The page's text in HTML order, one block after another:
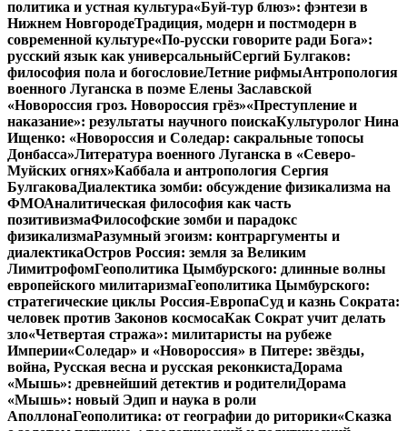
политика и устная культура«Буй-тур блюз»: фэнтези в
Нижнем НовгородеТрадиция, модерн и постмодерн в
современной культуре«По-русски говорите ради Бога»:
русский язык как универсальныйСергий Булгаков:
философия пола и богословиеЛетние рифмыАнтропология
военного Луганска в поэме Елены Заславской
«Новороссия гроз. Новороссия грёз»«Преступление и
наказание»: результаты научного поискаКультуролог Нина
Ищенко: «Новороссия и Соледар: сакральные топосы
Донбасса»Литература военного Луганска в «Северо-
Муйских огнях»Каббала и антропология Сергия
БулгаковаДиалектика зомби: обсуждение физикализма на
ФМОАналитическая философия как часть
позитивизмаФилософские зомби и парадокс
физикализмаРазумный эгоизм: контраргументы и
диалектикаОстров Россия: земля за Великим
ЛимитрофомГеополитика Цымбурского: длинные волны
европейского милитаризмаГеополитика Цымбурского:
стратегические циклы Россия-ЕвропаСуд и казнь Сократа:
человек против Законов космосаКак Сократ учит делать
зло«Четвертая стража»: милитаристы на рубеже
Империи«Соледар» и «Новороссия» в Питере: звёзды,
война, Русская весна и русская реконкистаДорама
«Мышь»: древнейший детектив и родителиДорама
«Мышь»: новый Эдип и наука в роли
АполлонаГеополитика: от географии до риторики«Сказка